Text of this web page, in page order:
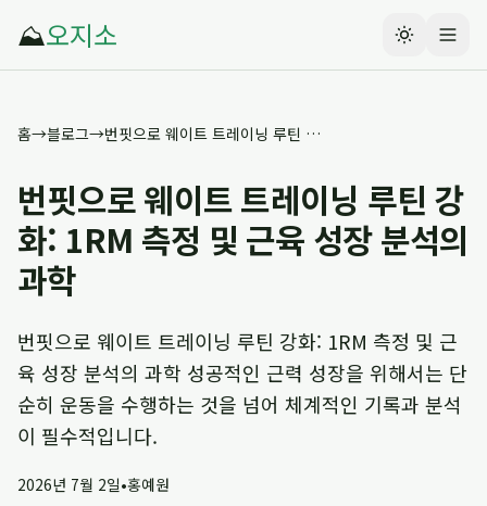
⛰️오지소
홈→블로그→ 번핏으로 웨이트 트레이닝 루틴 강화: 1RM 측정 및 근육 성장 분석의 과학
번핏으로 웨이트 트레이닝 루틴 강
화: 1RM 측정 및 근육 성장 분석의
과학
번핏으로 웨이트 트레이닝 루틴 강화: 1RM 측정 및 근
육 성장 분석의 과학 성공적인 근력 성장을 위해서는 단
순히 운동을 수행하는 것을 넘어 체계적인 기록과 분석
이 필수적입니다.
2026년 7월 2일•홍예원